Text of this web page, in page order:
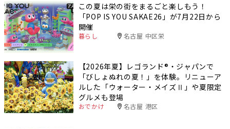
この夏は栄の街をまるごと楽しもう！
「POP IS YOU SAKAE26」が7月22日から
開催
暮らし 名古屋 中区栄
【2026年夏】レゴランド®・ジャパンで
「びしょぬれの夏！」を体験。リニューア
ルした「ウォーター・メイズⅡ」や夏限定
グルメも登場
おでかけ 名古屋 港区